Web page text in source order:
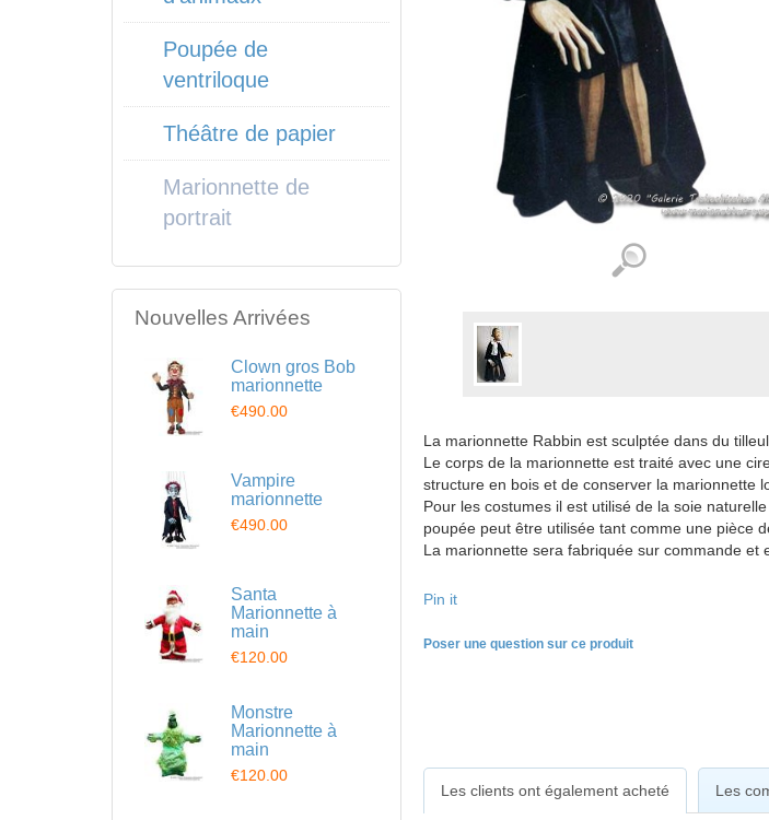
La marionnette Rabbin est sculptée dans du
Le corps de la marionnette est traité avec une
structure en bois et de conserver la marionnette
Pour les costumes il est utilisé de la soie
poupée peut être utilisée tant comme une pièce
La marionnette sera fabriquée sur commande et
Pin it
Poser une question sur ce produit
Les clients ont également acheté Les
Poupée de
ventriloque
Théâtre de papier
Marionnette de
portrait
Nouvelles Arrivées
Clown gros Bob
marionnette
€490.00
Vampire
marionnette
€490.00
Santa
Marionnette à
main
€120.00
Monstre
Marionnette à
main
€120.00